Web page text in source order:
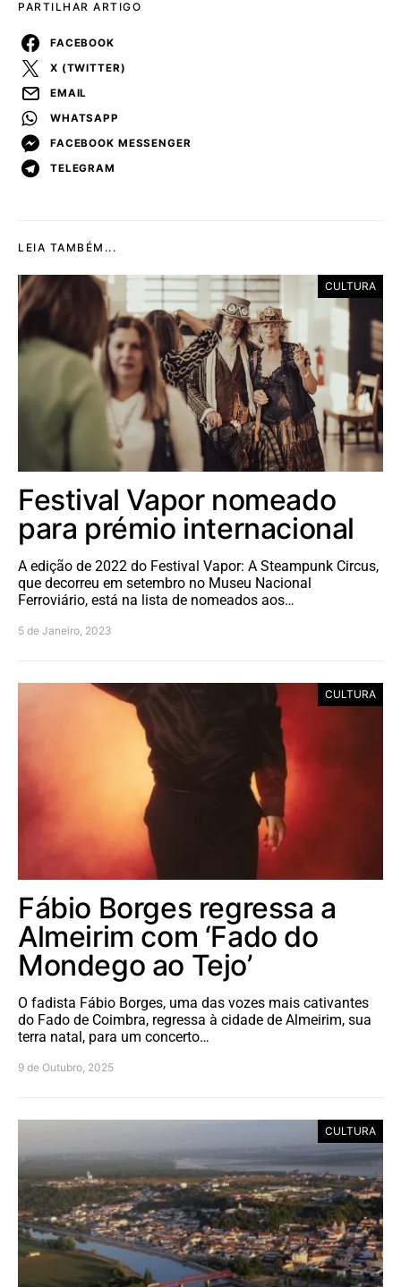
PARTILHAR ARTIGO
FACEBOOK
X (TWITTER)
EMAIL
WHATSAPP
FACEBOOK MESSENGER
TELEGRAM
LEIA TAMBÉM...
CULTURA
Festival Vapor nomeado
para prémio internacional
A edição de 2022 do Festival Vapor: A Steampunk Circus,
que decorreu em setembro no Museu Nacional
Ferroviário, está na lista de nomeados aos…
5 de Janeiro, 2023
CULTURA
Fábio Borges regressa a
Almeirim com ‘Fado do
Mondego ao Tejo’
O fadista Fábio Borges, uma das vozes mais cativantes
do Fado de Coimbra, regressa à cidade de Almeirim, sua
terra natal, para um concerto…
9 de Outubro, 2025
CULTURA